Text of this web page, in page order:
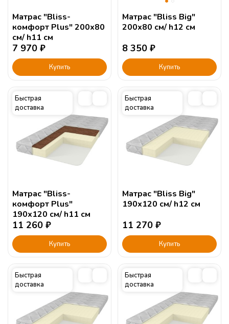
Матрас "Bliss-
комфорт Plus" 200х80
см/ h11 см
7 970 ₽
Купить
Матрас "Bliss Big"
200х80 см/ h12 см
8 350 ₽
Купить
Быстрая
доставка
Матрас "Bliss-
комфорт Plus"
190х120 см/ h11 см
11 260 ₽
Купить
Быстрая
доставка
Матрас "Bliss Big"
190х120 см/ h12 см
11 270 ₽
Купить
Быстрая
доставка
Быстрая
доставка